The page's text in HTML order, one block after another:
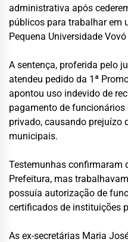
administrativa após
públicos para trabalhar em
Pequena Universidade
A sentença, proferida pelo
atendeu pedido da 1ª
apontou uso indevido de
pagamento de
privado, causando prejuízo
municipais.
Testemunhas confirmaram
Prefeitura, mas
possuía autorização de
certificados de instituições
As ex-secretárias Maria